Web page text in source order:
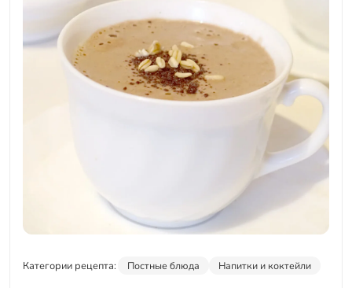
Категории рецепта: Постные блюда Напитки и коктейли